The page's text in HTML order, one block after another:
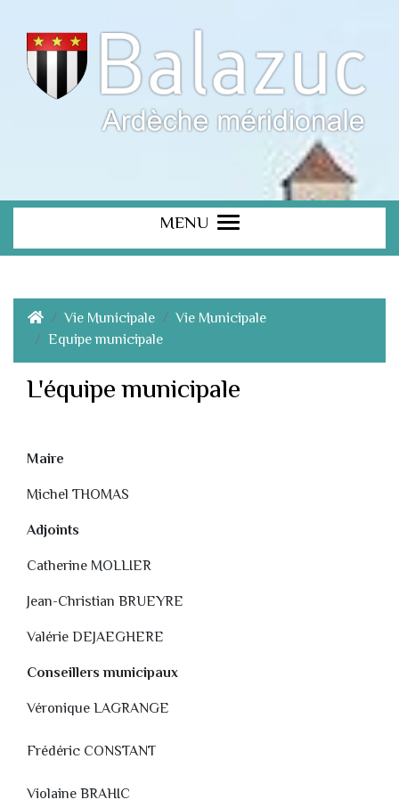
MENU
Vie Municipale
Vie Municipale
Equipe municipale
L'équipe municipale
Maire
Michel THOMAS
Adjoints
Catherine MOLLIER
Jean-Christian BRUEYRE
Valérie DEJAEGHERE
Conseillers municipaux
Véronique LAGRANGE
Frédéric CONSTANT
Violaine BRAHIC